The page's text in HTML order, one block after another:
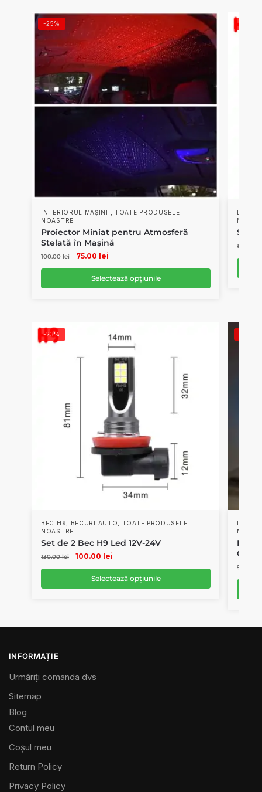
-25%
INTERIORUL MAȘINII ,TOATE PRODUSELE
NOASTRE
Proiector Miniat pentru Atmosferă
Stelată în Mașină
100.00lei 75.00 lei
Selectează opțiunile
BEC H1
Set
130.00
-23%
BEC H9, BECURI AUTO, TOATE PRODUSELE
NOASTRE
Set de 2 Bec H9 Led 12V-24V
130.00lei 100.00 lei
Selectează opțiunile
LED
Culori
90.00
INFORMAȚIE
Urmăriți comanda dvs
Sitemap
Blog
Contul meu
Coșul meu
Return Policy
Privacy Policy